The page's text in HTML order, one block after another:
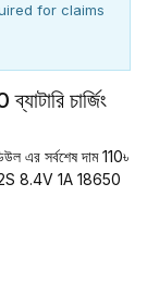
for claims
চার্জিং
এর সর্বশেষ দাম 110৳
8.4V 1A 18650